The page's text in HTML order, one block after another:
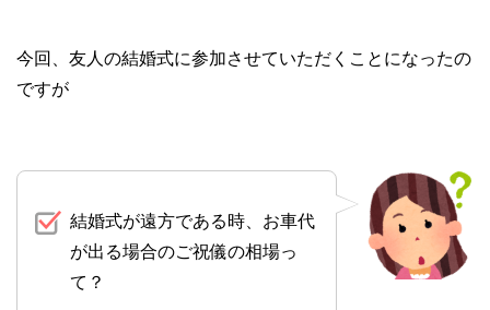
今回、友人の結婚式に参加させていただくことになったの
ですが
結婚式が遠方である時、お車代
が出る場合のご祝儀の相場っ
て？